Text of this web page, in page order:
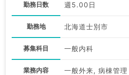
勤務日数 週5.00日
勤務地 北海道士別市
募集科目 一般内科
業務内容 一般外来, 病棟管理